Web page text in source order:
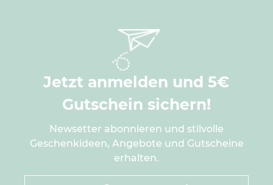
Jetzt anmelden und 5€
Gutschein sichern!
Newsetter abonnieren und stilvolle
Geschenkideen, Angebote und Gutscheine
erhalten.